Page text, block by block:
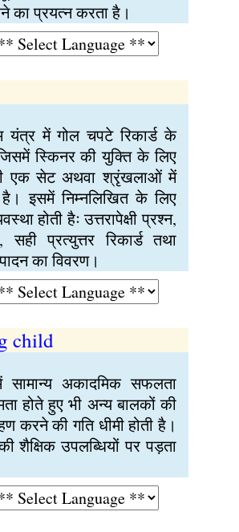
का प्रयत्न करता है।
यंत्र में गोल चपटे रिकार्ड के
स्किनर की युक्ति के लिए
एक सेट अथवा श्रृंखलाओं में
इसमें निम्नलिखित के लिए
होती हैः उत्तरापेक्षी प्रश्न,
सही प्रत्युत्तर रिकार्ड तथा
का विवरण।
child
अकादमिक सफलता
होते हुए भी अन्य बालकों की
करने की गति धीमी होती है।
शैक्षिक उपलब्धियों पर पड़ता